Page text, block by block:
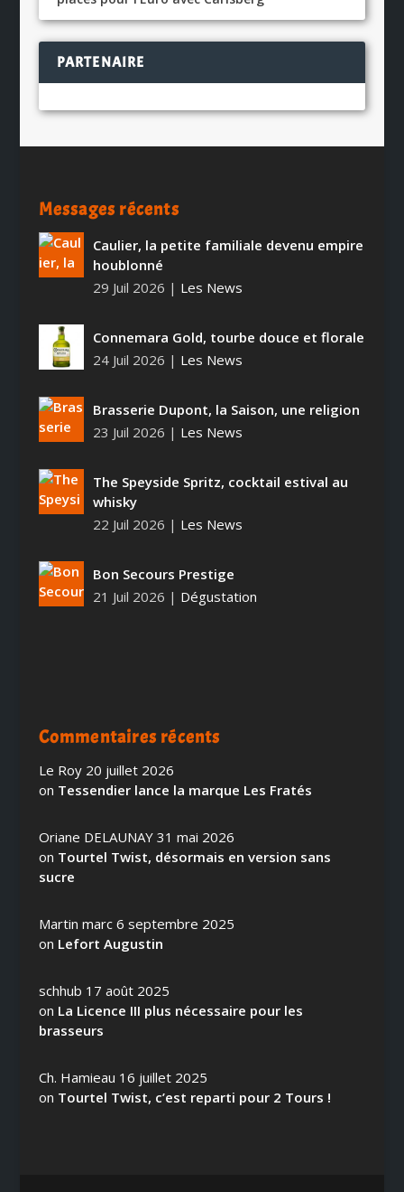
PARTENAIRE
Messages récents
Caulier, la petite familiale devenu empire
houblonné
29 Juil 2026 | Les News
Connemara Gold, tourbe douce et florale
24 Juil 2026 | Les News
Brasserie Dupont, la Saison, une religion
23 Juil 2026 | Les News
The Speyside Spritz, cocktail estival au
whisky
22 Juil 2026 | Les News
Bon Secours Prestige
21 Juil 2026 | Dégustation
Commentaires récents
Le Roy 20 juillet 2026
on Tessendier lance la marque Les Fratés
Oriane DELAUNAY 31 mai 2026
on Tourtel Twist, désormais en version sans
sucre
Martin marc 6 septembre 2025
on Lefort Augustin
schhub 17 août 2025
on La Licence III plus nécessaire pour les
brasseurs
Ch. Hamieau 16 juillet 2025
on Tourtel Twist, c’est reparti pour 2 Tours !